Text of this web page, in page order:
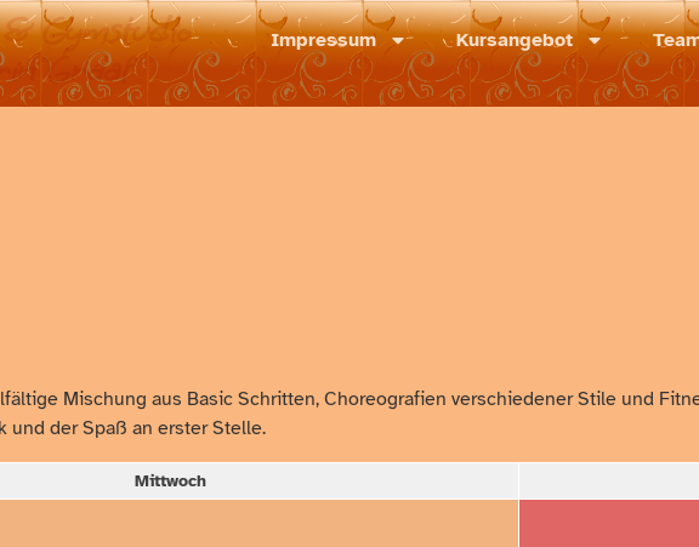
Gymstudio
Graaf
Impressum Kursangebot
Mischung aus Basic Schritten, Choreografien verschiedener Stile und
und der Spaß an erster Stelle.
Mittwoch